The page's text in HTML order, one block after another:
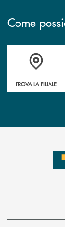
Come
Accedi all'
TROVA LA FILIALE